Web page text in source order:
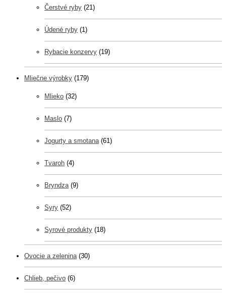
Čerstvé ryby (21)
Údené ryby (1)
Rybacie konzervy (19)
Mliečne výrobky (179)
Mlieko (32)
Maslo (7)
Jogurty a smotana (61)
Tvaroh (4)
Bryndza (9)
Syry (52)
Syrové produkty (18)
Ovocie a zelenina (30)
Chlieb, pečivo (6)